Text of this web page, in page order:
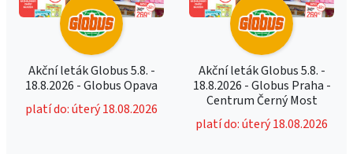
Akční leták Globus 5.8. -
18.8.2026 - Globus Opava
platí do: úterý 18.08.2026
Akční leták Globus 5.8. -
18.8.2026 - Globus Praha -
Centrum Černý Most
platí do: úterý 18.08.2026